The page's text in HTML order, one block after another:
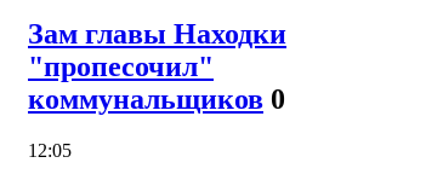
Зам главы Находки
"пропесочил"
коммунальщиков 0
12:05